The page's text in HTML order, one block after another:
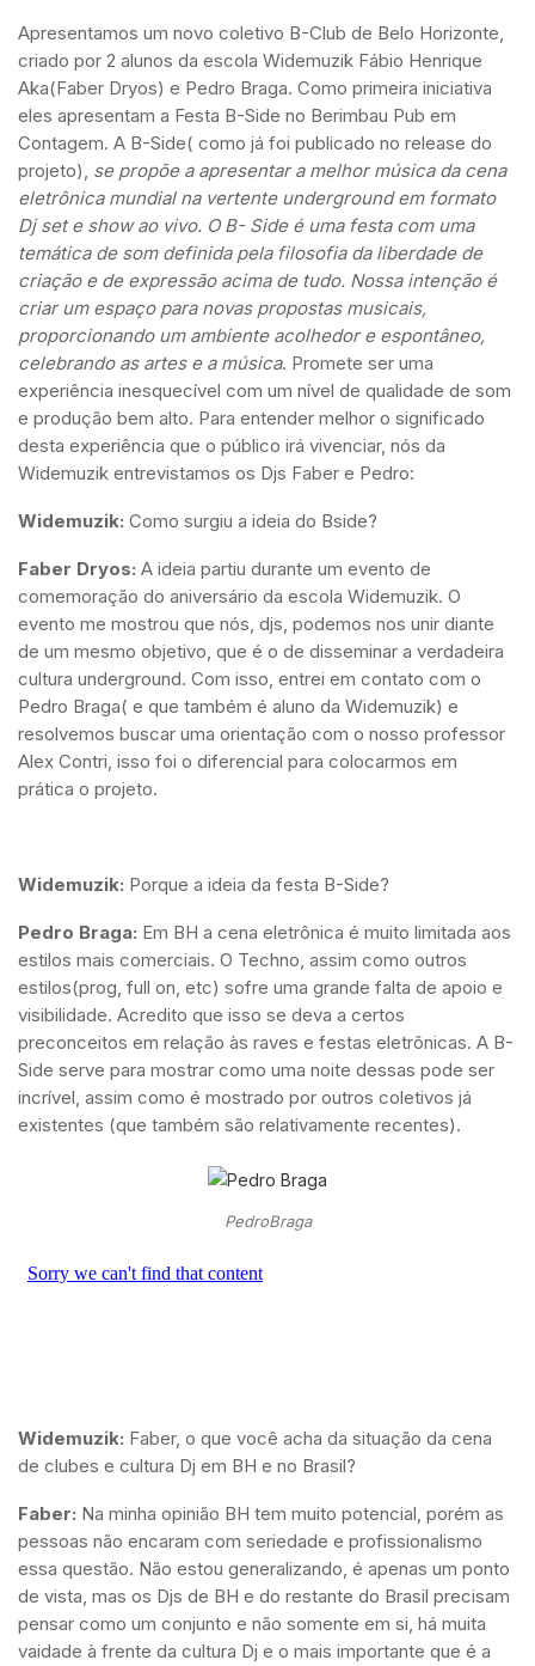
Apresentamos um novo coletivo B-Club de Belo Horizonte,
criado por 2 alunos da escola Widemuzik Fábio Henrique
Aka(Faber Dryos) e Pedro Braga. Como primeira iniciativa
eles apresentam a Festa B-Side no Berimbau Pub em
Contagem. A B-Side( como já foi publicado no release do
projeto), se propõe a apresentar a melhor música da cena
eletrônica mundial na vertente underground em formato
Dj set e show ao vivo. O B- Side é uma festa com uma
temática de som definida pela filosofia da liberdade de
criação e de expressão acima de tudo. Nossa intenção é
criar um espaço para novas propostas musicais,
proporcionando um ambiente acolhedor e espontâneo,
celebrando as artes e a música. Promete ser uma
experiência inesquecível com um nível de qualidade de som
e produção bem alto. Para entender melhor o significado
desta experiência que o público irá vivenciar, nós da
Widemuzik entrevistamos os Djs Faber e Pedro:
Widemuzik: Como surgiu a ideia do Bside?
Faber Dryos: A ideia partiu durante um evento de
comemoração do aniversário da escola Widemuzik. O
evento me mostrou que nós, djs, podemos nos unir diante
de um mesmo objetivo, que é o de disseminar a verdadeira
cultura underground. Com isso, entrei em contato com o
Pedro Braga( e que também é aluno da Widemuzik) e
resolvemos buscar uma orientação com o nosso professor
Alex Contri, isso foi o diferencial para colocarmos em
prática o projeto.
Widemuzik: Porque a ideia da festa B-Side?
Pedro Braga: Em BH a cena eletrônica é muito limitada aos
estilos mais comerciais. O Techno, assim como outros
estilos(prog, full on, etc) sofre uma grande falta de apoio e
visibilidade. Acredito que isso se deva a certos
preconceitos em relação às raves e festas eletrônicas. A B-
Side serve para mostrar como uma noite dessas pode ser
incrível, assim como é mostrado por outros coletivos já
existentes (que também são relativamente recentes).
PedroBraga
Widemuzik: Faber, o que você acha da situação da cena
de clubes e cultura Dj em BH e no Brasil?
Faber: Na minha opinião BH tem muito potencial, porém as
pessoas não encaram com seriedade e profissionalismo
essa questão. Não estou generalizando, é apenas um ponto
de vista, mas os Djs de BH e do restante do Brasil precisam
pensar como um conjunto e não somente em si, há muita
vaidade à frente da cultura Dj e o mais importante que é a